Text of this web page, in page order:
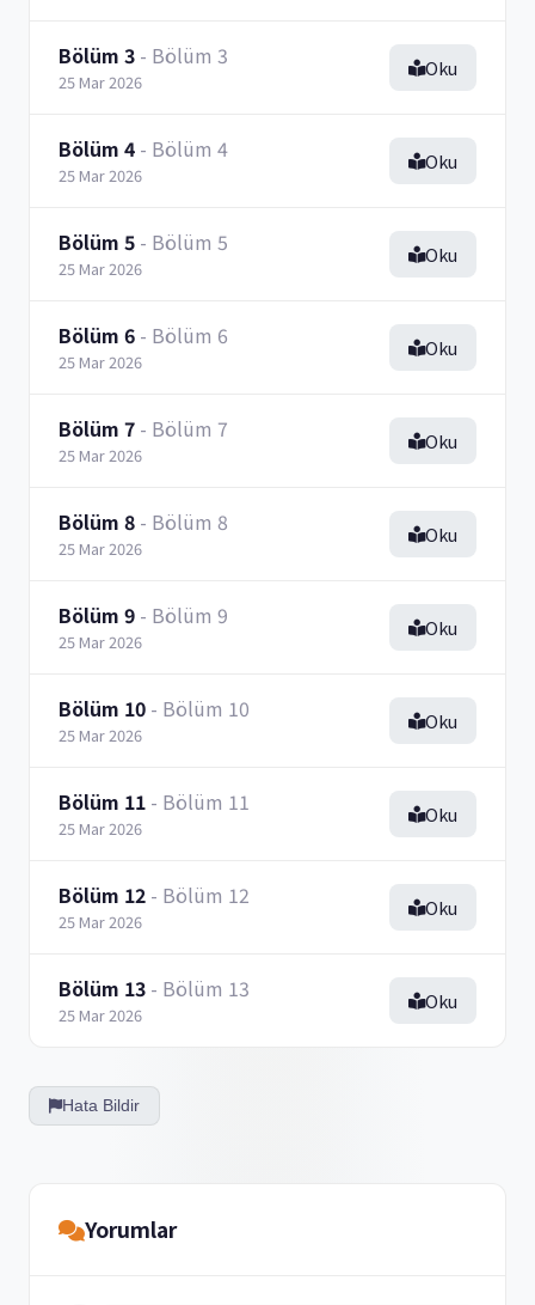
Bölüm 3 - Bölüm 3
25 Mar 2026
Oku
Bölüm 4 - Bölüm 4
25 Mar 2026
Oku
Bölüm 5 - Bölüm 5
25 Mar 2026
Oku
Bölüm 6 - Bölüm 6
25 Mar 2026
Oku
Bölüm 7 - Bölüm 7
25 Mar 2026
Oku
Bölüm 8 - Bölüm 8
25 Mar 2026
Oku
Bölüm 9 - Bölüm 9
25 Mar 2026
Oku
Bölüm 10 - Bölüm 10
25 Mar 2026
Oku
Bölüm 11 - Bölüm 11
25 Mar 2026
Oku
Bölüm 12 - Bölüm 12
25 Mar 2026
Oku
Bölüm 13 - Bölüm 13
25 Mar 2026
Oku
Hata Bildir
Yorumlar